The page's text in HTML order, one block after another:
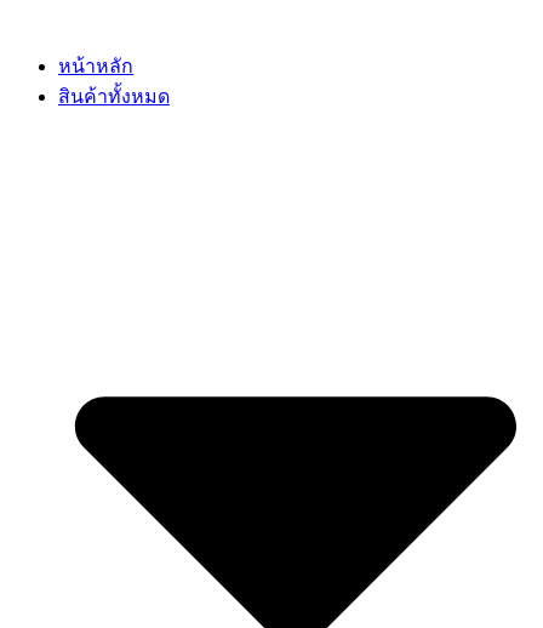
contentหน้าหลัก
สินค้าทั้งหมด